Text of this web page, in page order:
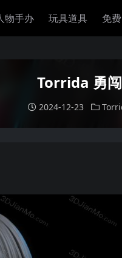
物手办 玩具道具 免
Torrida 勇
2024-12-23